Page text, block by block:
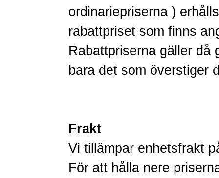
ordinariepriserna )
rabattpriset som finns
Rabattpriserna gäller då
bara det som överstiger
Frakt
Vi tillämpar enhetsfrakt
För att hålla nere